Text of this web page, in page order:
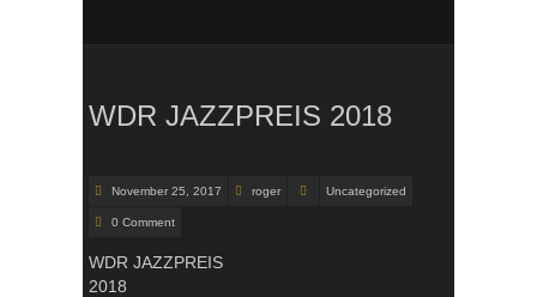
WDR JAZZPREIS 2018
November 25, 2017 roger Uncategorized
0 Comment
WDR JAZZPREIS
2018